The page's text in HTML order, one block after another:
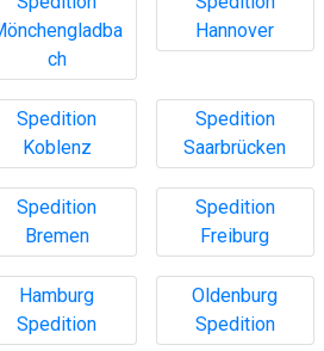
ch
Hannover
Spedition
Koblenz
Spedition
Saarbrücken
Spedition
Bremen
Spedition
Freiburg
Hamburg
Spedition
Oldenburg
Spedition